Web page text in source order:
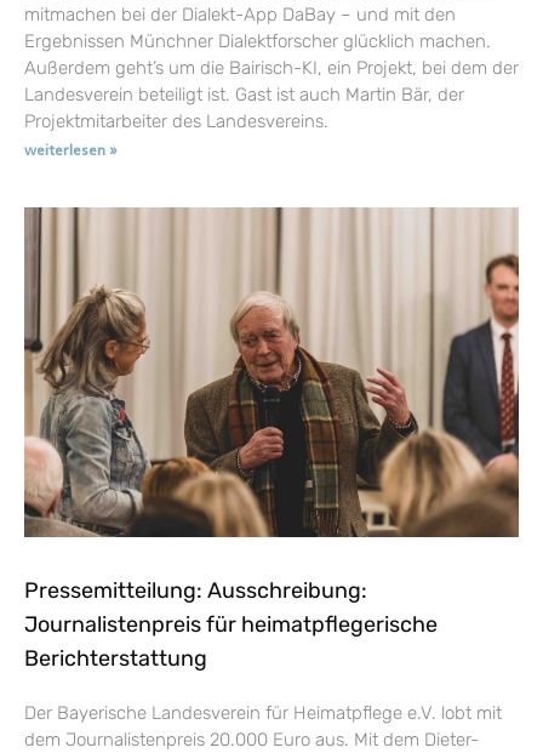
mitmachen bei der Dialekt-App DaBay – und mit den
Ergebnissen Münchner Dialektforscher glücklich machen.
Außerdem geht’s um die Bairisch-KI, ein Projekt, bei dem der
Landesverein beteiligt ist. Gast ist auch Martin Bär, der
Projektmitarbeiter des Landesvereins.
weiterlesen »
Pressemitteilung: Ausschreibung:
Journalistenpreis für heimatpflegerische
Berichterstattung
Der Bayerische Landesverein für Heimatpflege e.V. lobt mit
dem Journalistenpreis 20.000 Euro aus. Mit dem Dieter-